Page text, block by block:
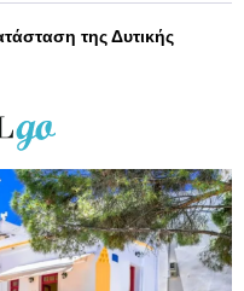
της Δυτικής